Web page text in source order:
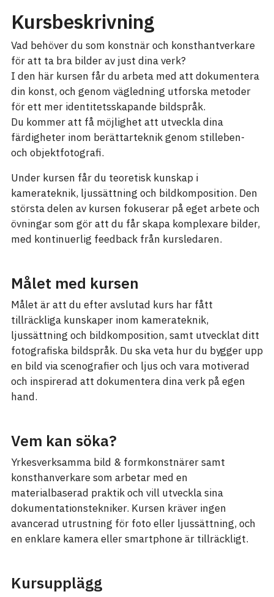
Kursbeskrivning
Vad behöver du som konstnär och konsthantverkare
för att ta bra bilder av just dina verk?
I den här kursen får du arbeta med att dokumentera
din konst, och genom vägledning utforska metoder
för ett mer identitetsskapande bildspråk.
Du kommer att få möjlighet att utveckla dina
färdigheter inom berättarteknik genom stilleben-
och objektfotografi.
Under kursen får du teoretisk kunskap i
kamerateknik, ljussättning och bildkomposition. Den
största delen av kursen fokuserar på eget arbete och
övningar som gör att du får skapa komplexare bilder,
med kontinuerlig feedback från kursledaren.
Målet med kursen
Målet är att du efter avslutad kurs har fått
tillräckliga kunskaper inom kamerateknik,
ljussättning och bildkomposition, samt utvecklat ditt
fotografiska bildspråk. Du ska veta hur du bygger upp
en bild via scenografier och ljus och vara motiverad
och inspirerad att dokumentera dina verk på egen
hand.
Vem kan söka?
Yrkesverksamma bild & formkonstnärer samt
konsthanverkare som arbetar med en
materialbaserad praktik och vill utveckla sina
dokumentationstekniker. Kursen kräver ingen
avancerad utrustning för foto eller ljussättning, och
en enklare kamera eller smartphone är tillräckligt.
Kursupplägg